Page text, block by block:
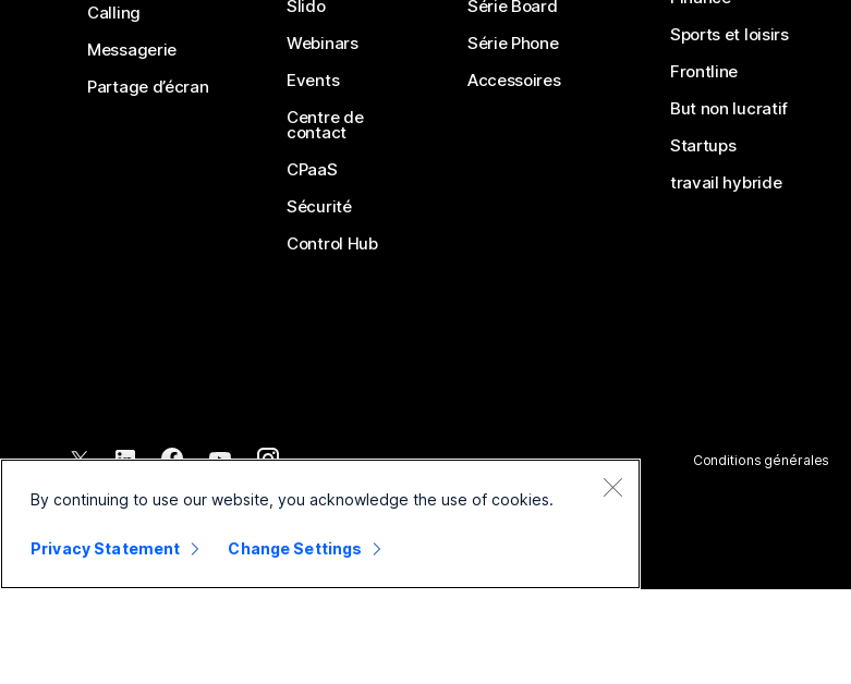
Calling
Messagerie
Partage d’écran
Slido
Webinars
Events
Centre de
contact
CPaaS
Sécurité
Control Hub
Série Board
Série Phone
Accessoires
Sports et loisirs
Frontline
But non lucratif
Startups
travail hybride
2026 Cisco et/ou ses affiliés. Tous droits réservés.
Conditions générales
By continuing to use our website, you acknowledge the use of cookies.
Privacy Statement Change Settings